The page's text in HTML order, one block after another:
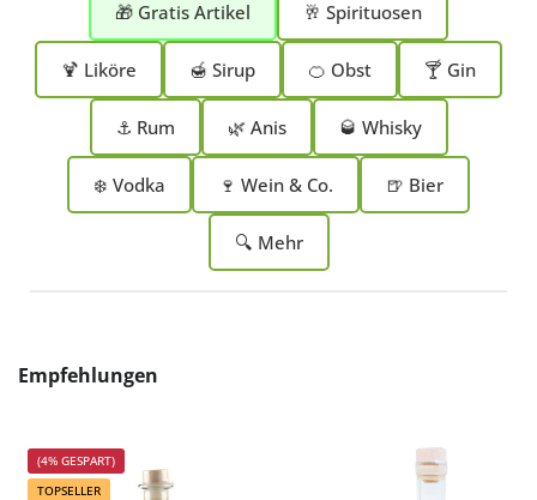
🎁 Gratis Artikel 🥂 Spirituosen
🍹 Liköre 🍯 Sirup 🍊 Obst 🍸 Gin
⚓ Rum 🌿 Anis 🥃 Whisky
❄️ Vodka 🍷 Wein & Co. 🍺 Bier
🔍 Mehr
Produktgalerie überspringen
Empfehlungen
(4% GESPART)
TOPSELLER